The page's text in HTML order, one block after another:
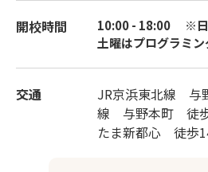
開校時間
10:00 - 18:00 ※日
土曜はプログラミ
交通
JR京浜東北線 与
線 与野本町 徒
たま新都心 徒歩